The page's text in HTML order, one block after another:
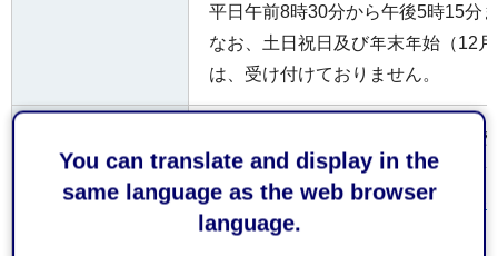
You can translate and display in the
same language as the web browser
language.
平⽇午前8時30分から午後5時15分
なお、⼟⽇祝⽇及び年末年始（12
は、受け付けておりません。
内容によって⼿数料が係る場合が
経済産業省産業保安(外部サイト
リンク）